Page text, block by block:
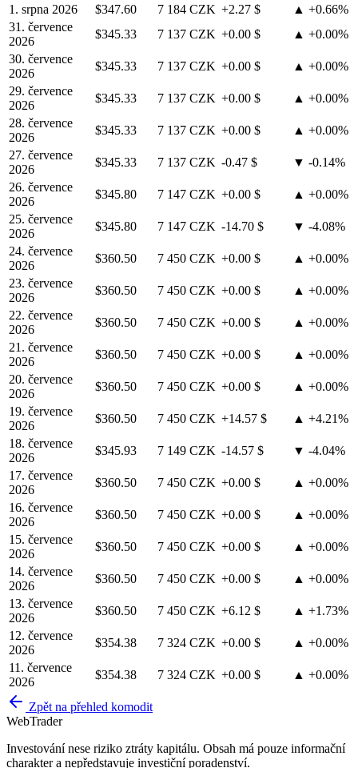
1. srpna 2026
$347.60 7 184 CZK +2.27 $
▲ +0.66%
31. července
2026
$345.33 7 137 CZK +0.00 $
▲ +0.00%
30. července
2026
$345.33 7 137 CZK +0.00 $
▲ +0.00%
29. července
2026
$345.33 7 137 CZK +0.00 $
▲ +0.00%
28. července
2026
$345.33 7 137 CZK +0.00 $
▲ +0.00%
27. července
2026
$345.33 7 137 CZK -0.47 $
▼ -0.14%
26. července
2026
$345.80 7 147 CZK +0.00 $
▲ +0.00%
25. července
2026
$345.80 7 147 CZK -14.70 $
▼ -4.08%
24. července
2026
$360.50 7 450 CZK +0.00 $
▲ +0.00%
23. července
2026
$360.50 7 450 CZK +0.00 $
▲ +0.00%
22. července
2026
$360.50 7 450 CZK +0.00 $
▲ +0.00%
21. července
2026
$360.50 7 450 CZK +0.00 $
▲ +0.00%
20. července
2026
$360.50 7 450 CZK +0.00 $
▲ +0.00%
19. července
2026
$360.50 7 450 CZK +14.57 $
▲ +4.21%
18. července
2026
$345.93 7 149 CZK -14.57 $
▼ -4.04%
17. července
2026
$360.50 7 450 CZK +0.00 $
▲ +0.00%
16. července
2026
$360.50 7 450 CZK +0.00 $
▲ +0.00%
15. července
2026
$360.50 7 450 CZK +0.00 $
▲ +0.00%
14. července
2026
$360.50 7 450 CZK +0.00 $
▲ +0.00%
13. července
2026
$360.50 7 450 CZK +6.12 $
▲ +1.73%
12. července
2026
$354.38 7 324 CZK +0.00 $
▲ +0.00%
11. července
2026
$354.38 7 324 CZK +0.00 $ ▲ +0.00%
Zpět na přehled komodit
WebTrader
Investování nese riziko ztráty kapitálu. Obsah má pouze informační
charakter a nepředstavuje investiční poradenství.